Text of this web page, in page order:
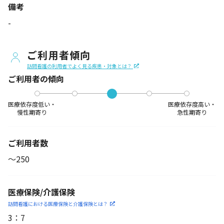
備考
-
ご利用者傾向
訪問看護の利用者でよく見る疾患・対象とは？
ご利用者の傾向
医療依存度低い・
慢性期寄り
医療依存度高い・
急性期寄り
ご利用者数
〜250
医療保険/介護保険
訪問看護における医療保険と介護保険とは？
3 ： 7